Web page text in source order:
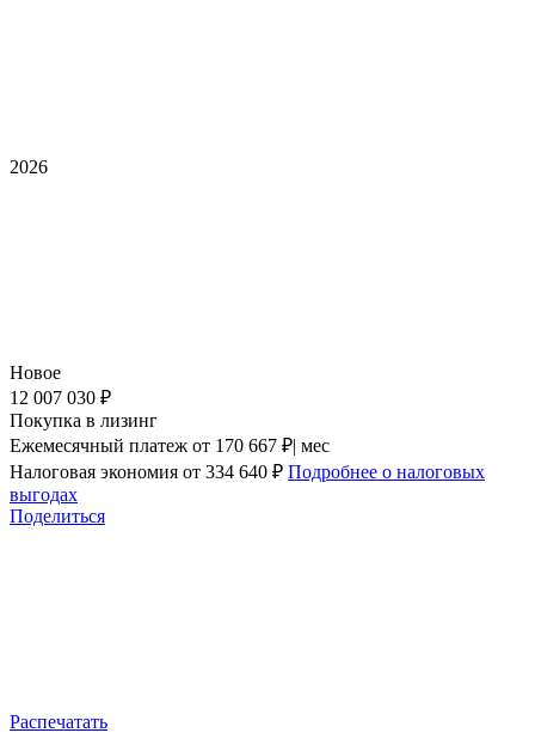
2026
Новое
12 007 030 ₽
Покупка в лизинг
Ежемесячный платеж от 170 667 ₽| мес
Налоговая экономия от 334 640 ₽ Подробнее о налоговых
выгодах
Поделиться
Распечатать